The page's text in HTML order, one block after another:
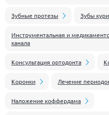
Зубные протезы Зубы
Инструментальная и
канала
Консультация ортодонта
Коронки Лечение
Наложение коффердама